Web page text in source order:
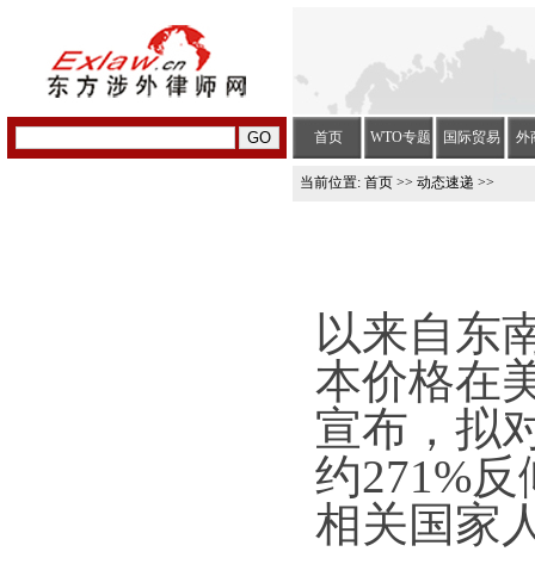
首页 WTO专题 国际贸易 外
当前位置: 首页 >> 动态速递 >>
以来自东
本价格在
宣布，拟
约271%
相关国家